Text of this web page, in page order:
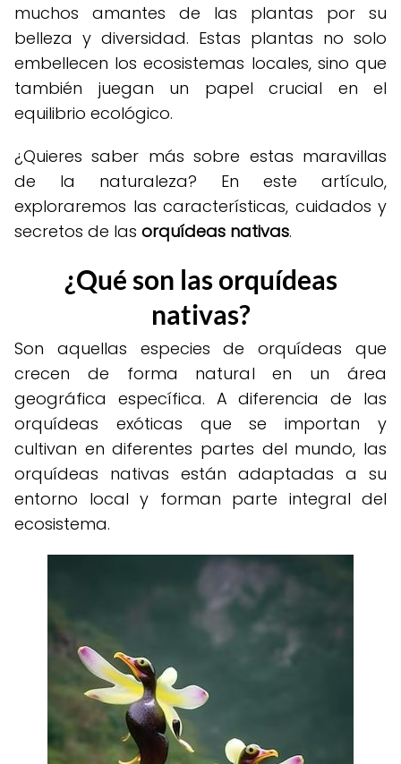
muchos amantes de las plantas por su
belleza y diversidad. Estas plantas no solo
embellecen los ecosistemas locales, sino que
también juegan un papel crucial en el
equilibrio ecológico.
¿Quieres saber más sobre estas maravillas
de la naturaleza? En este artículo,
exploraremos las características, cuidados y
secretos de las orquídeas nativas.
¿Qué son las orquídeas
nativas?
Son aquellas especies de orquídeas que
crecen de forma natural en un área
geográfica específica. A diferencia de las
orquídeas exóticas que se importan y
cultivan en diferentes partes del mundo, las
orquídeas nativas están adaptadas a su
entorno local y forman parte integral del
ecosistema.